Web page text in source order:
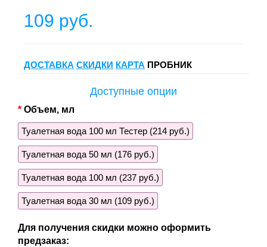
109 руб.
ДОСТАВКА СКИДКИ КАРТА ПРОБНИК
Доступные опции
Объем, мл
Туалетная вода 100 мл Тестер (214 руб.)
Туалетная вода 50 мл (176 руб.)
Туалетная вода 100 мл (237 руб.)
Туалетная вода 30 мл (109 руб.)
Для получения скидки можно оформить
предзаказ: